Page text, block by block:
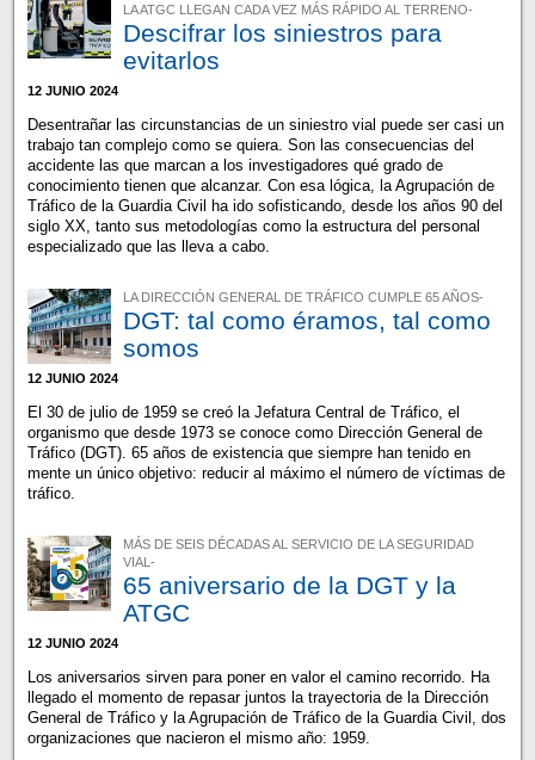
LA ATGC LLEGAN CADA VEZ MÁS RÁPIDO AL TERRENO-
Descifrar los siniestros para
evitarlos
12 JUNIO 2024
Desentrañar las circunstancias de un siniestro vial puede ser casi un
trabajo tan complejo como se quiera. Son las consecuencias del
accidente las que marcan a los investigadores qué grado de
conocimiento tienen que alcanzar. Con esa lógica, la Agrupación de
Tráfico de la Guardia Civil ha ido sofisticando, desde los años 90 del
siglo XX, tanto sus metodologías como la estructura del personal
especializado que las lleva a cabo.
LA DIRECCIÓN GENERAL DE TRÁFICO CUMPLE 65 AÑOS-
DGT: tal como éramos, tal como
somos
12 JUNIO 2024
El 30 de julio de 1959 se creó la Jefatura Central de Tráfico, el
organismo que desde 1973 se conoce como Dirección General de
Tráfico (DGT). 65 años de existencia que siempre han tenido en
mente un único objetivo: reducir al máximo el número de víctimas de
tráfico.
MÁS DE SEIS DÉCADAS AL SERVICIO DE LA SEGURIDAD
VIAL-
65 aniversario de la DGT y la
ATGC
12 JUNIO 2024
Los aniversarios sirven para poner en valor el camino recorrido. Ha
llegado el momento de repasar juntos la trayectoria de la Dirección
General de Tráfico y la Agrupación de Tráfico de la Guardia Civil, dos
organizaciones que nacieron el mismo año: 1959.